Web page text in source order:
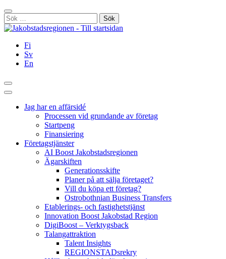
Hoppa
till
innehållet
Stäng
Sök
efter:
Fi
Sv
En
Sök
Huvudmeny
Jag har en affärsidé
Processen vid grundande av företag
Startpeng
Finansiering
Företagstjänster
AI Boost Jakobstadsregionen
Ägarskiften
Generationsskifte
Planer på att sälja företaget?
Vill du köpa ett företag?
Ostrobothnian Business Transfers
Etablerings- och fastighetstjänst
Innovation Boost Jakobstad Region
DigiBoost – Verktygsback
Talangattraktion
Talent Insights
REGIONSTADsrekry